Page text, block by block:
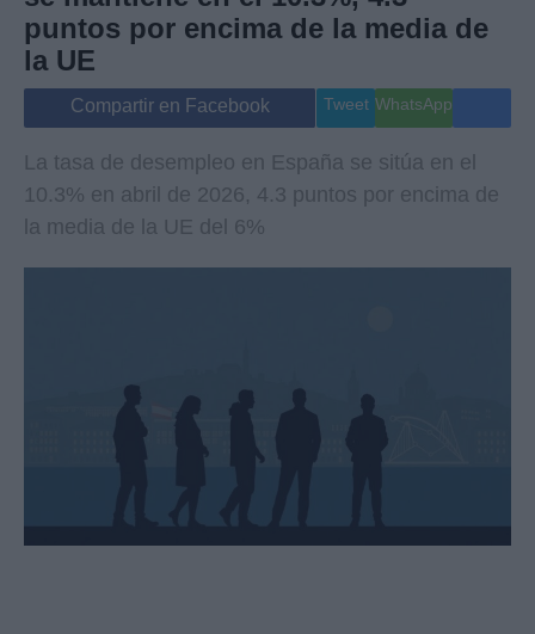
Musica
puntos por encima de la media de
la UE
Compartir en Facebook Tweet WhatsApp
La tasa de desempleo en España se sitúa en el
10.3% en abril de 2026, 4.3 puntos por encima de
la media de la UE del 6%